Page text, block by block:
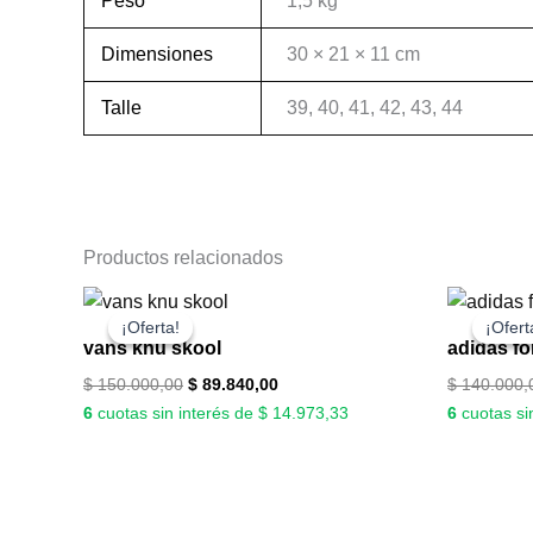
Dimensiones 30 × 21 × 11 cm
Talle 39, 40, 41, 42, 43, 44
Productos relacionados
¡Oferta!
¡Oferta!
vans knu skool
$150.000,00
El
original
era:
$ 150.000,00.
$ 89.840,00$ 89.840,00.
6 cuotas sin interés de $ 14.973,33
adidas
$
6 cuotas